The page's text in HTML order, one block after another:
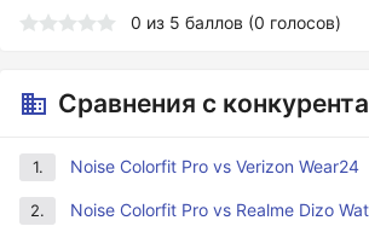
0 из 5 баллов (0 голосов)
Сравнения с
1. Noise Colorfit Pro vs Verizon Wear24
2. Noise Colorfit Pro vs Realme Dizo